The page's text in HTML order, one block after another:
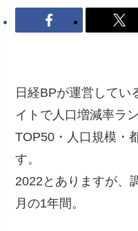
日経BPが運営してい
イトで人口増減率ラ
TOP50・人口規模・
す。
2022とありますが、
月の1年間。